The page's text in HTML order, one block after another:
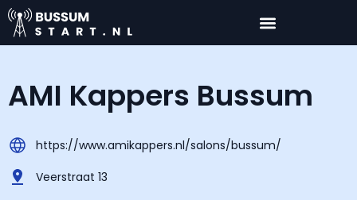
AMI Kappers Bussum
https://www.amikappers.nl/salons/bussum/
Veerstraat 13